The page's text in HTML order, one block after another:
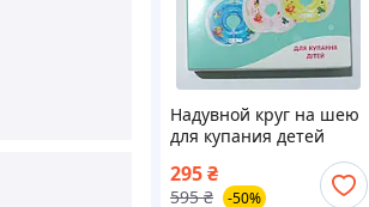
Надувной круг на шею
для купания детей
0936/0+.(р) желтый
295₴
595 ₴ -50%